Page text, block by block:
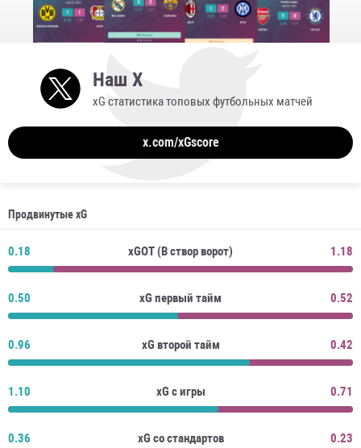
Наш X
xG статистика топовых футбольных матчей
x.com/xGscore
Продвинутые xG
0.18 xGOT (В створ ворот) 1.18
0.50 xG первый тайм 0.52
0.96 xG второй тайм 0.42
1.10 xG с игры 0.71
0.36 xG со стандартов 0.23